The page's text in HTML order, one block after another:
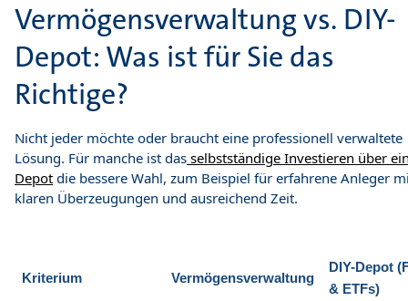
Vermögensverwaltung vs. DIY-
Depot: Was ist für Sie das
Richtige?
Nicht jeder möchte oder braucht eine professionell verwaltete
Lösung. Für manche ist das selbstständige Investieren über
Depot die bessere Wahl, zum Beispiel für erfahrene Anleger
klaren Überzeugungen und ausreichend Zeit.
Kriterium Vermögensverwaltung
DIY-Depot
& ETFs)